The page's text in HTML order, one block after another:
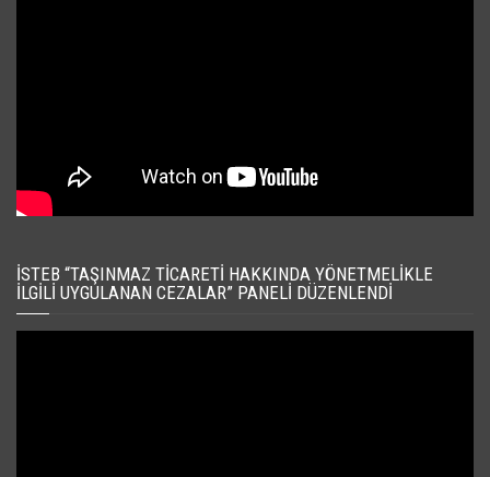
İSTEB “TAŞINMAZ TICARETI HAKKINDA YÖNETMELIKLE
İLGILI UYGULANAN CEZALAR” PANELI DÜZENLENDI